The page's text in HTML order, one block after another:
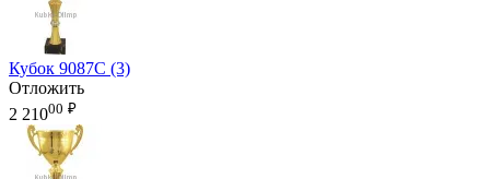
Кубок 9087C (3)
Отложить
2 21000 ₽